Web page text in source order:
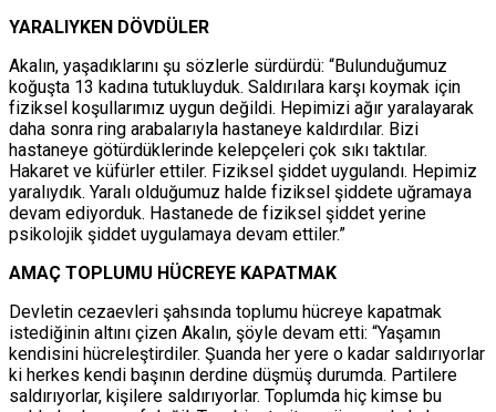
YARALIYKEN DÖVDÜLER
Akalın, yaşadıklarını şu sözlerle sürdürdü: “Bulunduğumuz
koğuşta 13 kadına tutukluyduk. Saldırılara karşı koymak için
fiziksel koşullarımız uygun değildi. Hepimizi ağır yaralayarak
daha sonra ring arabalarıyla hastaneye kaldırdılar. Bizi
hastaneye götürdüklerinde kelepçeleri çok sıkı taktılar.
Hakaret ve küfürler ettiler. Fiziksel şiddet uygulandı. Hepimiz
yaralıydık. Yaralı olduğumuz halde fiziksel şiddete uğramaya
devam ediyorduk. Hastanede de fiziksel şiddet yerine
psikolojik şiddet uygulamaya devam ettiler.”
AMAÇ TOPLUMU HÜCREYE KAPATMAK
Devletin cezaevleri şahsında toplumu hücreye kapatmak
istediğinin altını çizen Akalın, şöyle devam etti: “Yaşamın
kendisini hücreleştirdiler. Şuanda her yere o kadar saldırıyorlar
ki herkes kendi başının derdine düşmüş durumda. Partilere
saldırıyorlar, kişilere saldırıyorlar. Toplumda hiç kimse bu